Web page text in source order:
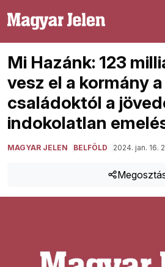
Mi Hazánk: 123
vesz el a kormány
családoktól a
indokolatlan
MAGYAR JELEN BELFÖLD 2024. jan. 16.